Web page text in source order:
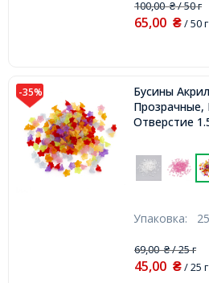
100,00₴/ 50 г
65,00 ₴/ 50 г
-35%
Бусины
Отверстие
Упаковка:
69,00₴/ 25 г
45,00 ₴/ 25 г